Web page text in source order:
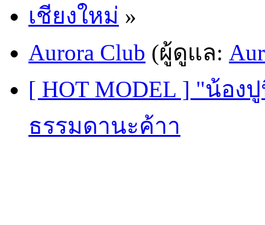
เชียงใหม่ »
Aurora Club (ผู้ดูแล:
[ HOT MODEL ] "น้อ
ธรรมดานะค้าา